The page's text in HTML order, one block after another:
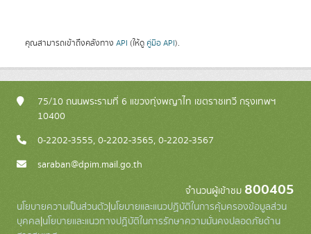
คุณสามารถเข้าถึงคลังทาง API (ให้ดู คู่มือ API).
75/10 ถนนพระรามที่ 6 แขวงทุ่งพญาไท เขตราชเทวี กรุงเทพฯ
10400
0-2202-3555, 0-2202-3565, 0-2202-3567
saraban@dpim.mail.go.th
จำนวนผู้เข้าชม 800405
นโยบายความเป็นส่วนตัว|นโยบายและแนวปฏิบัติในการคุ้มครองข้อมูลส่วน
บุคคล|นโยบายและแนวทางปฏิบัติในการรักษาความมั่นคงปลอดภัยด้าน